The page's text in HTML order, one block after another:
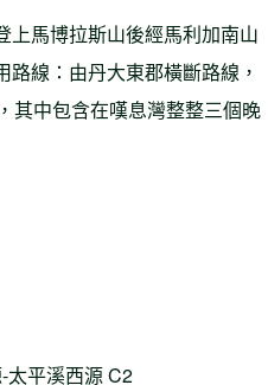
上馬博拉斯山後經馬利加南山
線：由丹大東郡橫斷路線，
其中包含在嘆息灣整整三個晚
太平溪西源 C2